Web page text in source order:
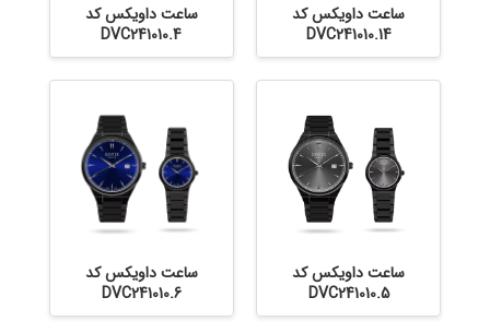
ساعت داویکس کد
DVC241010.14
ساعت داویکس کد
DVC241010.4
ساعت داویکس کد
DVC241010.5
ساعت داویکس کد
DVC241010.6